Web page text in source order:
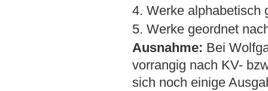
4. Werke alphabetisch
5. Werke geordnet
Ausnahme: Bei
vorrangig nach KV-
sich noch einige